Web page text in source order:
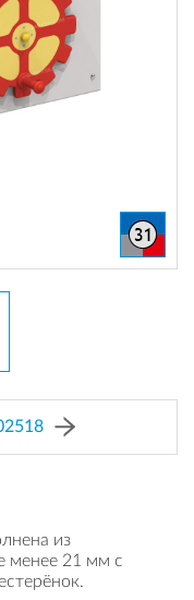
из
менее 21 мм с